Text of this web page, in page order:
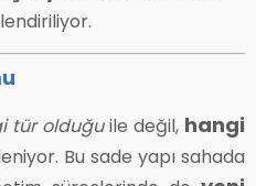
tür olduğuile değil, hangi
Bu sade yapı sahada